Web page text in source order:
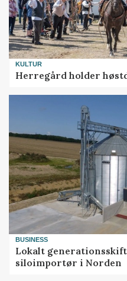
KULTUR
Herregård holder
BUSINESS
Lokalt
siloimportør i Norden